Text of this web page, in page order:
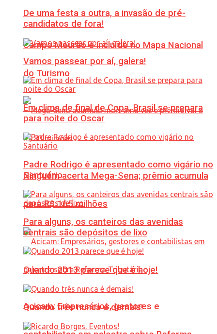
Campo Mourão é incluído no Mapa Nacional
do Turismo
Ninguém acerta Mega-Sena; prêmio acumula
para R$ 165 milhões
Acicam: Empresários, gestores e
De uma festa a outra, a invasão de pré-
candidatos de fora!
Vamos passear por aí, galera!
Em clima de final de Copa, Brasil se prepara
para noite do Oscar
Padre Rodrigo é apresentado como vigário no
Santuário
Para alguns, os canteiros das avenidas
centrais são depósitos de lixo
Quando 2013 parece que é hoje!
Quando três nunca é demais!